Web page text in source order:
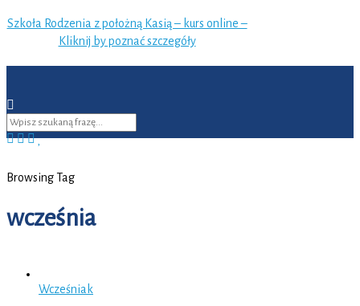
Szkoła Rodzenia z położną Kasią – kurs online –
Kliknij by poznać szczegóły
Browsing Tag
wcześnia
Wcześniak